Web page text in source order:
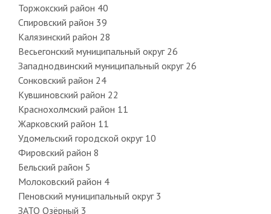
Торжокский район 40
Спировский район 39
Калязинский район 28
Весьегонский муниципальный округ 26
Западнодвинский муниципальный округ 26
Сонковский район 24
Кувшиновский район 22
Краснохолмский район 11
Жарковский район 11
Удомельский городской округ 10
Фировский район 8
Бельский район 5
Молоковский район 4
Пеновский муниципальный округ 3
ЗАТО Озёрный 3